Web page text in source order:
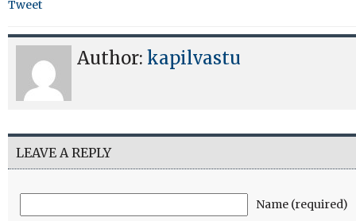
Tweet
Author: kapilvastu
LEAVE A REPLY
Name (required)